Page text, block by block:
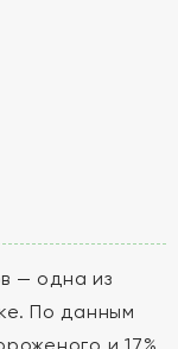
— одна из
По данным